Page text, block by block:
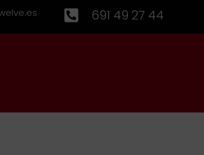
691 49 27 44